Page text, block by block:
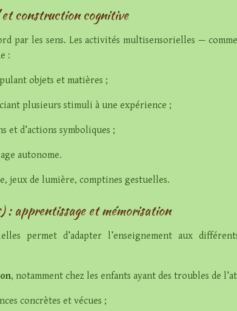
et construction cognitive
par les sens. Les activités multisensorielles —
:
objets et matières ;
plusieurs stimuli à une expérience ;
et d’actions symboliques ;
autonome.
jeux de lumière, comptines gestuelles.
: apprentissage et mémorisation
permet d’adapter l’enseignement aux
, notamment chez les enfants ayant des troubles de
concrètes et vécues ;